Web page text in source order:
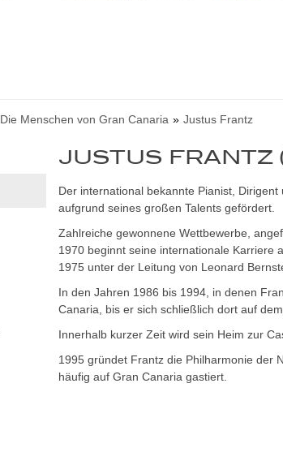
Die Menschen von Gran Canaria Justus Frantz
JUSTUS FRANTZ
Der international bekannte Pianist,
aufgrund seines großen Talents gefördert.
Zahlreiche gewonnene Wettbewerbe,
1970 beginnt seine internationale Karriere
1975 unter der Leitung von Leonard
In den Jahren 1986 bis 1994, in denen
Canaria, bis er sich schließlich dort auf
Innerhalb kurzer Zeit wird sein Heim zur
1995 gründet Frantz die Philharmonie der
häufig auf Gran Canaria gastiert.